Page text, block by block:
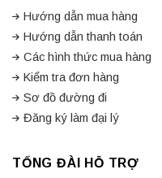
Hướng dẫn mua hàng
Hướng dẫn thanh toán
Các hình thức mua hàng
Kiểm tra đơn hàng
Sơ đồ đường đi
Đăng ký làm đại lý
TỔNG ĐÀI HỖ TRỢ